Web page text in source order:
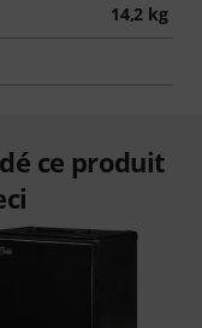
14,2 kg
ce produit